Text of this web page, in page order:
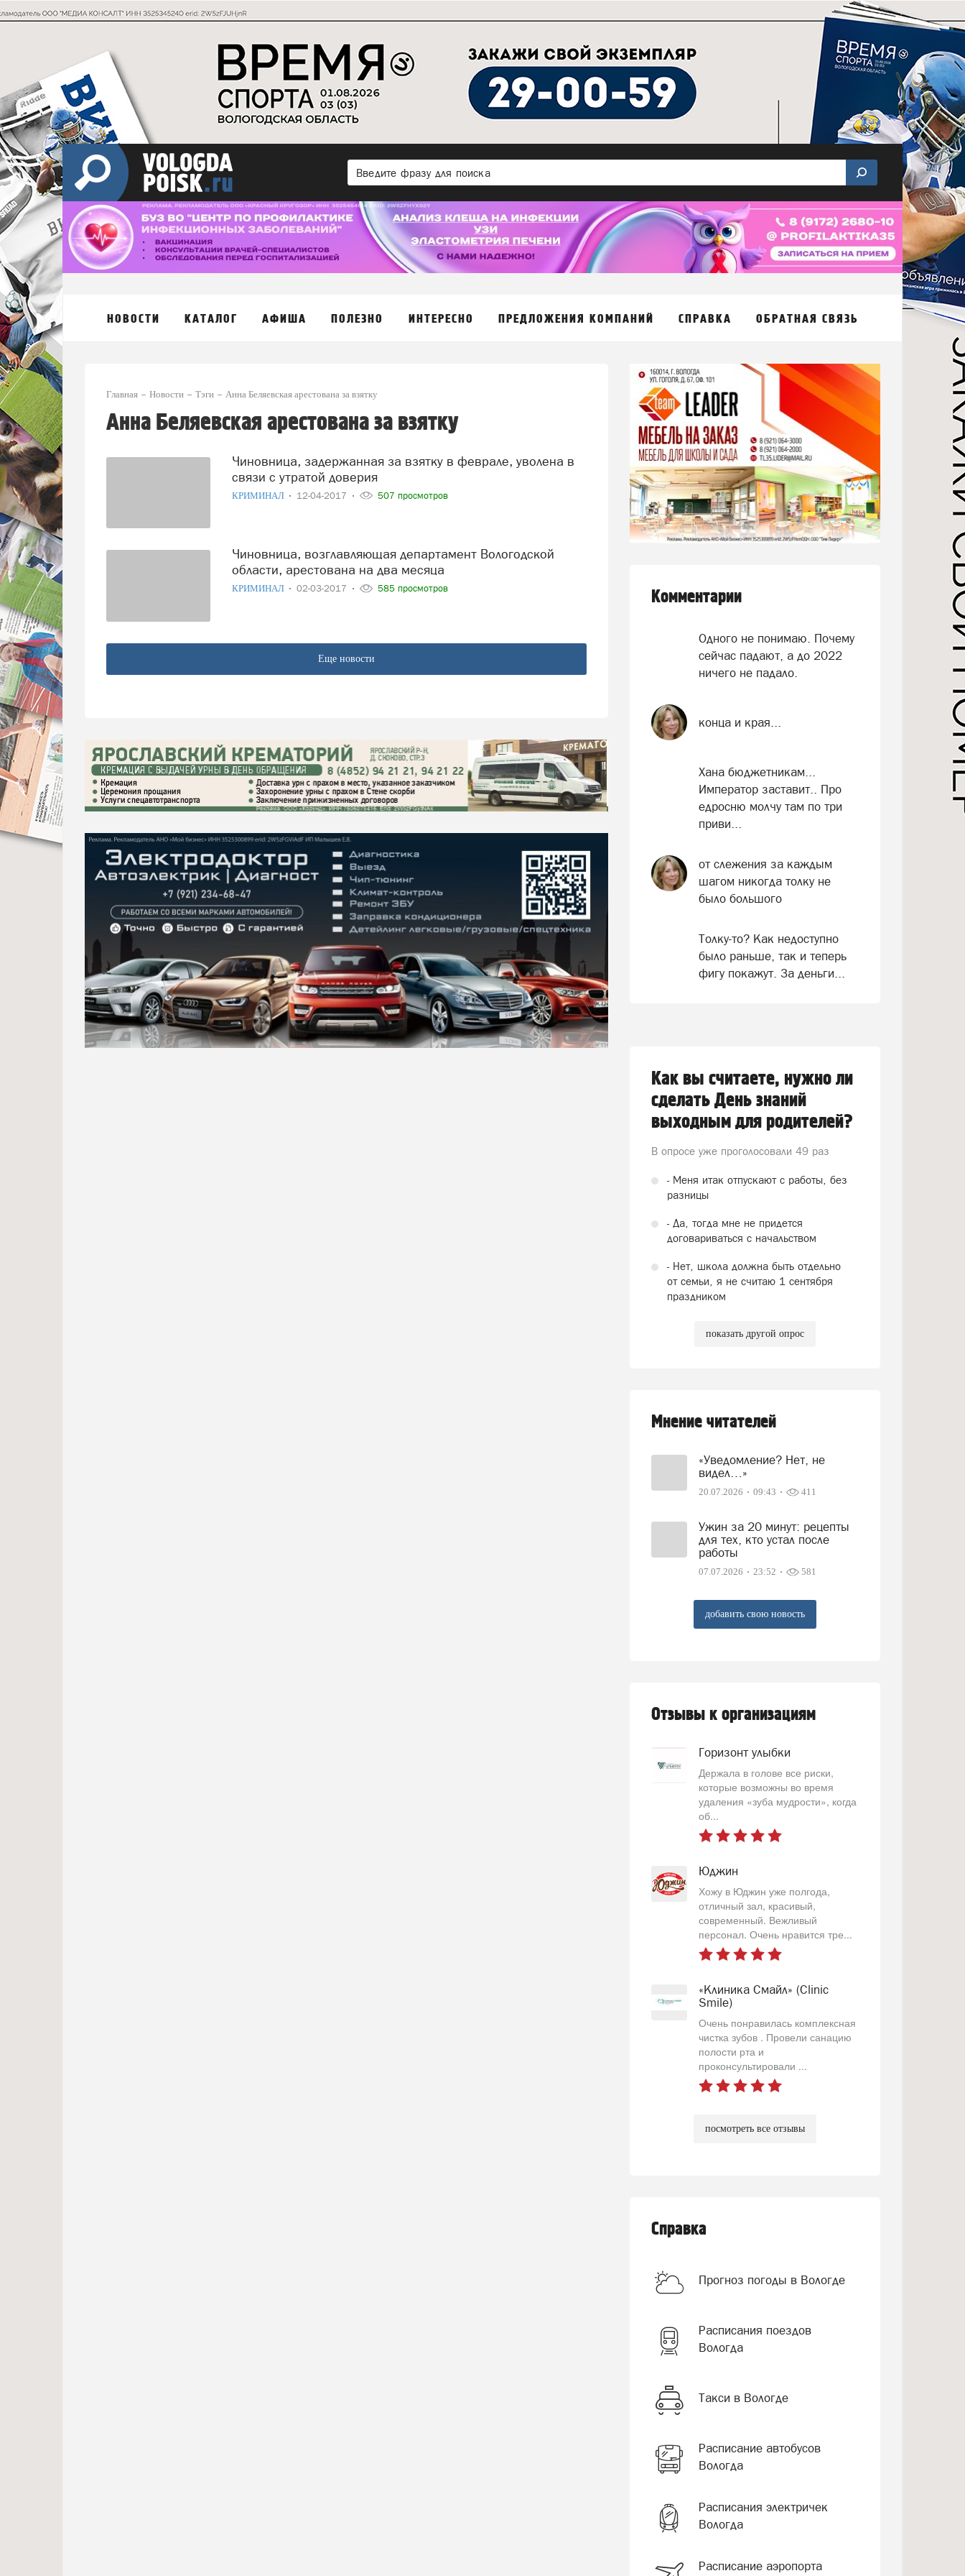
НОВОСТИ КАТАЛОГ АФИША ПОЛЕЗНО ИНТЕРЕСНО ПРЕДЛОЖЕНИЯ КОМПАНИЙ СПРАВКА ОБРАТНАЯ СВЯЗЬ
Главная Новости Тэги Анна Беляевская арестована за взятку
Анна Беляевская арестована за взятку
Чиновница, задержанная за взятку в феврале, уволена в
связи с утратой доверия
КРИМИНАЛ 12-04-2017 507 просмотров
Чиновница, возглавляющая департамент Вологодской
области, арестована на два месяца
КРИМИНАЛ 02-03-2017 585 просмотров
Еще новости
Комментарии
Одного не понимаю. Почему
сейчас падают, а до 2022
ничего не падало.
конца и края...
Хана бюджетникам...
Император заставит.. Про
едросню молчу там по три
приви...
от слежения за каждым
шагом никогда толку не
было большого
Толку-то? Как недоступно
было раньше, так и теперь
фигу покажут. За деньги...
Как вы считаете, нужно ли
сделать День знаний
выходным для родителей?
В опросе уже проголосовали 49 раз
- Меня итак отпускают с работы, без
разницы
- Да, тогда мне не придется
договариваться с начальством
- Нет, школа должна быть отдельно
от семьи, я не считаю 1 сентября
праздником
показать другой опрос
Мнение читателей
«Уведомление? Нет, не
видел…»
20.07.2026 09:43 411
Ужин за 20 минут: рецепты
для тех, кто устал после
работы
07.07.2026 23:52 581
добавить свою новость
Отзывы к организациям
Горизонт улыбки
Держала в голове все риски,
которые возможны во время
удаления «зуба мудрости», когда
об...
Юджин
Хожу в Юджин уже полгода,
отличный зал, красивый,
современный. Вежливый
персонал. Очень нравится тре...
«Клиника Смайл» (Clinic
Smile)
Очень понравилась комплексная
чистка зубов . Провели санацию
полости рта и
проконсультировали ...
посмотреть все отзывы
Справка
Прогноз погоды в Вологде
Расписания поездов
Вологда
Такси в Вологде
Расписание автобусов
Вологда
Расписания электричек
Вологда
Расписание аэропорта